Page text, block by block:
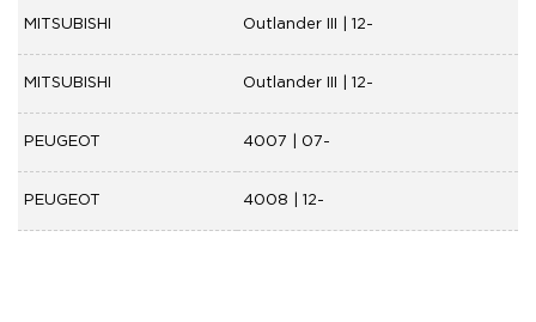
MITSUBISHI Outlander III | 12-
MITSUBISHI Outlander III | 12-
PEUGEOT 4007 | 07-
PEUGEOT 4008 | 12-